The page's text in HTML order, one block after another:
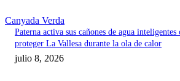
Canyada Verda
Paterna activa sus cañones de agua
proteger La Vallesa durante la ola de calor
julio 8, 2026